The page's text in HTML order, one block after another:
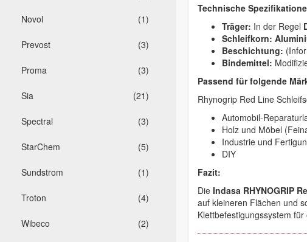
(1)
Novol
(3)
Prevost
(3)
Proma
(21)
Sia
(3)
Spectral
(5)
StarChem
(1)
Sundstrom
(4)
Troton
(2)
Wibeco
Technische
Träger: In der Regel
Schleifkorn:
Beschichtung:
Bindemittel:
Passend für folgende
Rhynogrip Red Line
Automobil-
Holz und Möbel
Industrie und
DIY
Fazit:
Die Indasa RHYNOGRIP
auf kleineren Flächen und
Klettbefestigungssystem